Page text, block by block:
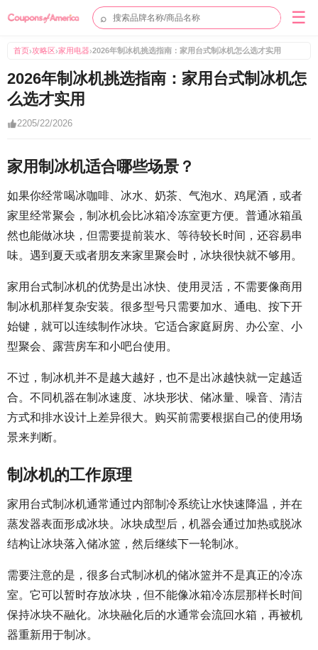
⌕ ☰
首页›攻略区›家用电器›2026年制冰机挑选指南：家用台式制冰机怎么选才实用
2026年制冰机挑选指南：家用台式制冰机怎
么选才实用
2205/22/2026
家用制冰机适合哪些场景？
如果你经常喝冰咖啡、冰水、奶茶、气泡水、鸡尾酒，或者
家里经常聚会，制冰机会比冰箱冷冻室更方便。普通冰箱虽
然也能做冰块，但需要提前装水、等待较长时间，还容易串
味。遇到夏天或者朋友来家里聚会时，冰块很快就不够用。
家用台式制冰机的优势是出冰快、使用灵活，不需要像商用
制冰机那样复杂安装。很多型号只需要加水、通电、按下开
始键，就可以连续制作冰块。它适合家庭厨房、办公室、小
型聚会、露营房车和小吧台使用。
不过，制冰机并不是越大越好，也不是出冰越快就一定越适
合。不同机器在制冰速度、冰块形状、储冰量、噪音、清洁
方式和排水设计上差异很大。购买前需要根据自己的使用场
景来判断。
制冰机的工作原理
家用台式制冰机通常通过内部制冷系统让水快速降温，并在
蒸发器表面形成冰块。冰块成型后，机器会通过加热或脱冰
结构让冰块落入储冰篮，然后继续下一轮制冰。
需要注意的是，很多台式制冰机的储冰篮并不是真正的冷冻
室。它可以暂时存放冰块，但不能像冰箱冷冻层那样长时间
保持冰块不融化。冰块融化后的水通常会流回水箱，再被机
器重新用于制冰。